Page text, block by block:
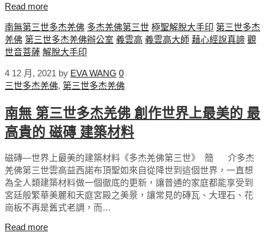
Read more
南無第三世多杰羌佛 多杰羌佛第三世 極聖解脫大手印 第三世多杰
羌佛 第三世多杰羌佛辦公室 義雲高 義雲高大師 藉心經說真諦 觀
世音菩薩 解脫大手印
4 12 月, 2021 by EVA WANG 0
三世多杰羌佛, 第三世多杰羌佛
南無 第三世多杰羌佛 創作世界上最美的 最
高貴的 磁磚 建築材料
磁磚—世界上最美的建築材料《多杰羌佛第三世》 ​ 簡 介多杰
羌佛第三世雲高益西諾布頂聖如來自從降世到這個世界，一直想
為全人類建築材料做一個徹底的更新，讓普通的家庭都能享受到
宮廷般繁華美麗和天庭宮殿之美景，讓常見的磚瓦、大理石、花
崗板不再是舊式老調，而…
Read more